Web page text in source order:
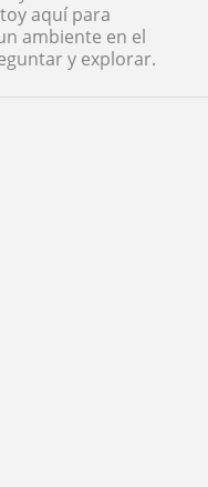
aquí para
ambiente en el
y explorar.